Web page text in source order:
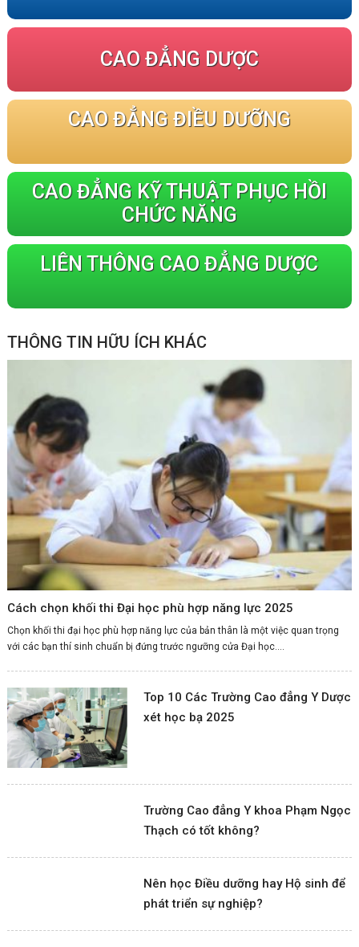
CAO ĐẲNG DƯỢC
CAO ĐẲNG ĐIỀU DƯỠNG
CAO ĐẲNG KỸ THUẬT PHỤC HỒI
CHỨC NĂNG
LIÊN THÔNG CAO ĐẲNG DƯỢC
THÔNG TIN HỮU ÍCH KHÁC
Cách chọn khối thi Đại học phù hợp năng lực 2025
Chọn khối thi đại học phù hợp năng lực của bản thân là một việc quan trọng
với các bạn thí sinh chuẩn bị đứng trước ngưỡng cửa Đại học....
Top 10 Các Trường Cao đẳng Y Dược
xét học bạ 2025
Trường Cao đẳng Y khoa Phạm Ngọc
Thạch có tốt không?
Nên học Điều dưỡng hay Hộ sinh để
phát triển sự nghiệp?